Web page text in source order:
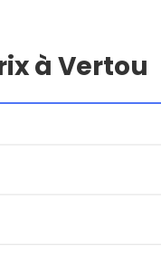
à Vertou